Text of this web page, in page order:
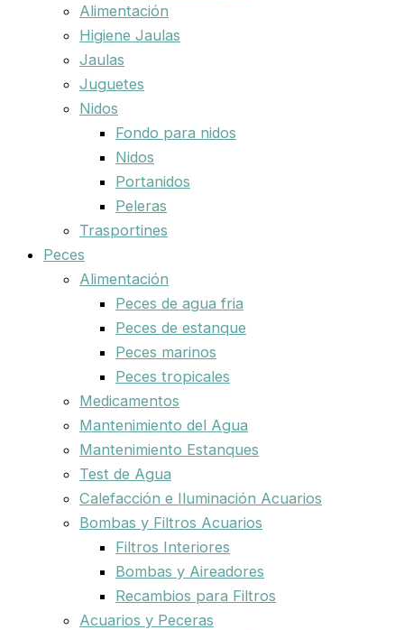
Alimentación
Higiene Jaulas
Jaulas
Juguetes
Nidos
Fondo para nidos
Nidos
Portanidos
Peleras
Trasportines
Peces
Alimentación
Peces de agua fria
Peces de estanque
Peces marinos
Peces tropicales
Medicamentos
Mantenimiento del Agua
Mantenimiento Estanques
Test de Agua
Calefacción e Iluminación Acuarios
Bombas y Filtros Acuarios
Filtros Interiores
Bombas y Aireadores
Recambios para Filtros
Acuarios y Peceras